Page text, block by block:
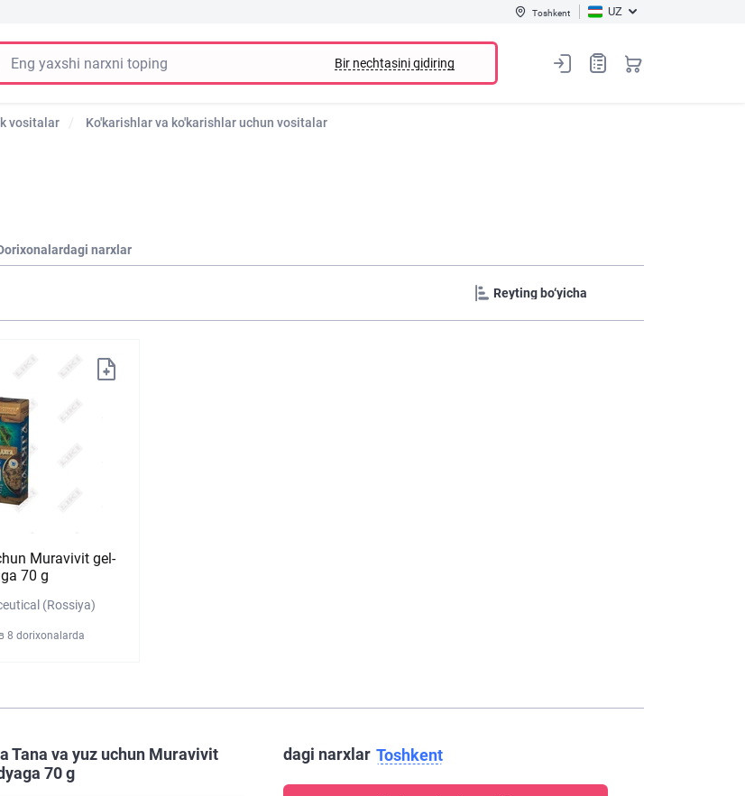
Toshkent UZ
Bir nechtasini qidiring
vositalar Ko'karishlar va ko'karishlar uchun vositalar
narxlar
Muravivit gel-
70 g
(Rossiya)
в 8 dorixonalarda
dagi narxlar Toshkent
Tana va yuz uchun Muravivit
70 g